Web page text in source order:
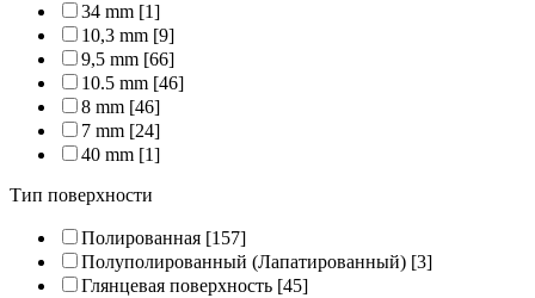
34 mm [1]
10,3 mm [9]
9,5 mm [66]
10.5 mm [46]
8 mm [46]
7 mm [24]
40 mm [1]
Тип поверхности
Полированная [157]
Полуполированный (Лапатированный) [3]
Глянцевая поверхность [45]